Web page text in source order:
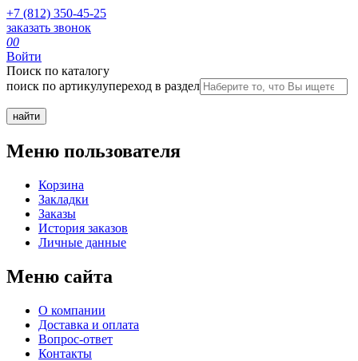
+7 (812) 350-45-25
заказать звонок
00
Войти
Поиск по каталогу
поиск по артикулупереход в раздел
Меню пользователя
Корзина
Закладки
Заказы
История заказов
Личные данные
Меню сайта
О компании
Доставка и оплата
Вопрос-ответ
Контакты